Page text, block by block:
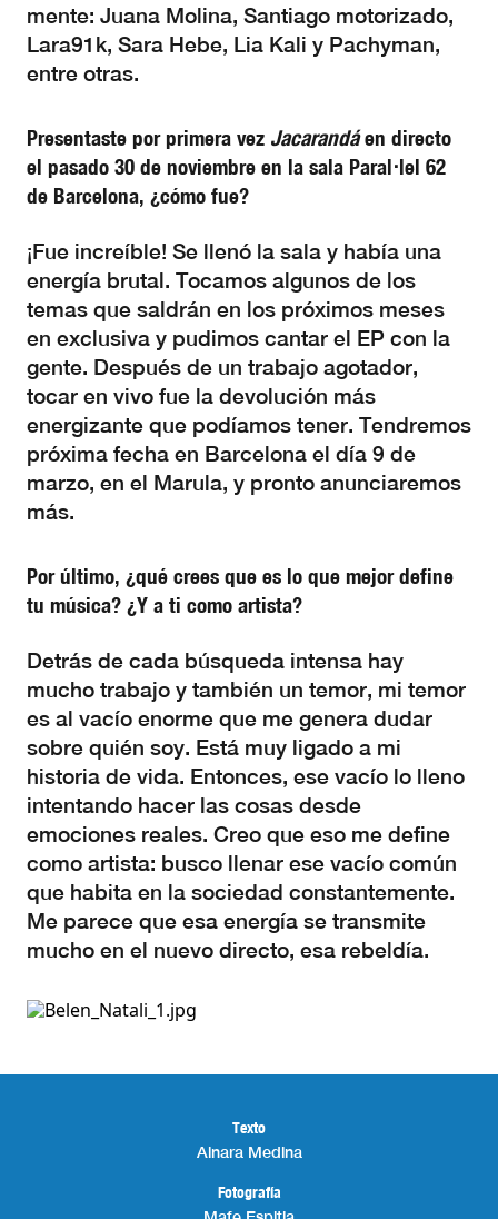
mente: Juana Molina, Santiago motorizado,
Lara91k, Sara Hebe, Lia Kali y Pachyman,
entre otras.
Presentaste por primera vez Jacarandáen directo
el pasado 30 de noviembre en la sala Paral⋅lel 62
de Barcelona, ¿cómo fue?
¡Fue increíble! Se llenó la sala y había una
energía brutal. Tocamos algunos de los
temas que saldrán en los próximos meses
en exclusiva y pudimos cantar el EP con la
gente. Después de un trabajo agotador,
tocar en vivo fue la devolución más
energizante que podíamos tener. Tendremos
próxima fecha en Barcelona el día 9 de
marzo, en el Marula, y pronto anunciaremos
más.
Por último, ¿qué crees que es lo que mejor define
tu música? ¿Y a ti como artista?
Detrás de cada búsqueda intensa hay
mucho trabajo y también un temor, mi temor
es al vacío enorme que me genera dudar
sobre quién soy. Está muy ligado a mi
historia de vida. Entonces, ese vacío lo lleno
intentando hacer las cosas desde
emociones reales. Creo que eso me define
como artista: busco llenar ese vacío común
que habita en la sociedad constantemente.
Me parece que esa energía se transmite
mucho en el nuevo directo, esa rebeldía.
Texto
Ainara Medina
Fotografía